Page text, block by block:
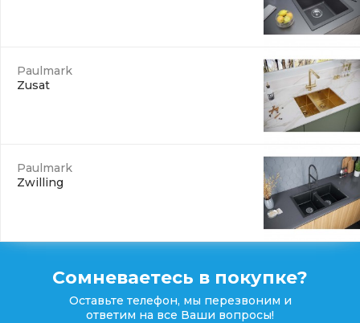
Paulmark
Zusat
Paulmark
Zwilling
Сомневаетесь в покупке?
Оставьте телефон, мы перезвоним и
ответим на все Ваши вопросы!